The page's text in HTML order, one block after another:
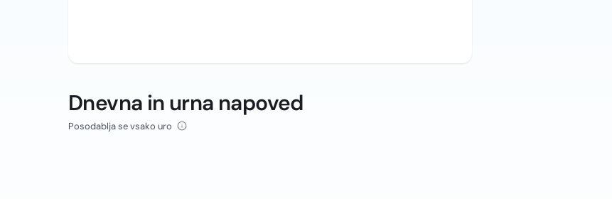
Dnevna in urna napoved
Posodablja se vsako uro